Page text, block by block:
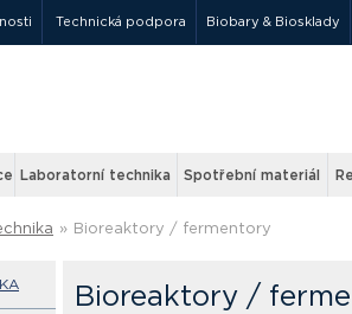
Technická podpora Biobary & Biosklady
Laboratorní technika Spotřební materiál
» Bioreaktory / fermentory
Bioreaktory /